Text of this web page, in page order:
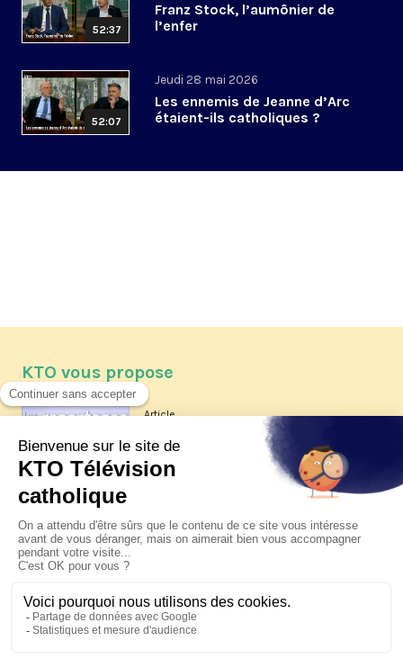
52:37
Franz Stock, l’aumônier de
l’enfer
52:07
Jeudi 28 mai 2026
Les ennemis de Jeanne d’Arc
étaient-ils catholiques ?
KTO vous propose
Article
Les reportages d'été 2026 de KTO
La visite pastorale du pape Léon
XIV à Assise à suivre sur KTO le
jeudi 6 août
Le pape en Uruguay, Argentine et
Pérou du 6 au 17 novembre 2026